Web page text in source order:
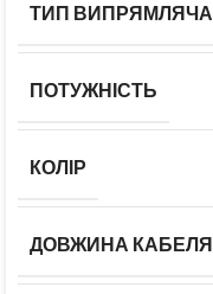
ТИП ВИПРЯМЛЯЧА
ПОТУЖНІСТЬ
КОЛІР
ДОВЖИНА КАБЕЛЯ